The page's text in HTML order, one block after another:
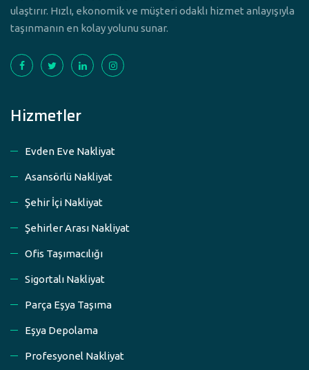
ulaştırır. Hızlı, ekonomik ve müşteri odaklı hizmet anlayışıyla
taşınmanın en kolay yolunu sunar.
Hizmetler
Evden Eve Nakliyat
Asansörlü Nakliyat
Şehir İçi Nakliyat
Şehirler Arası Nakliyat
Ofis Taşımacılığı
Sigortalı Nakliyat
Parça Eşya Taşıma
Eşya Depolama
Profesyonel Nakliyat